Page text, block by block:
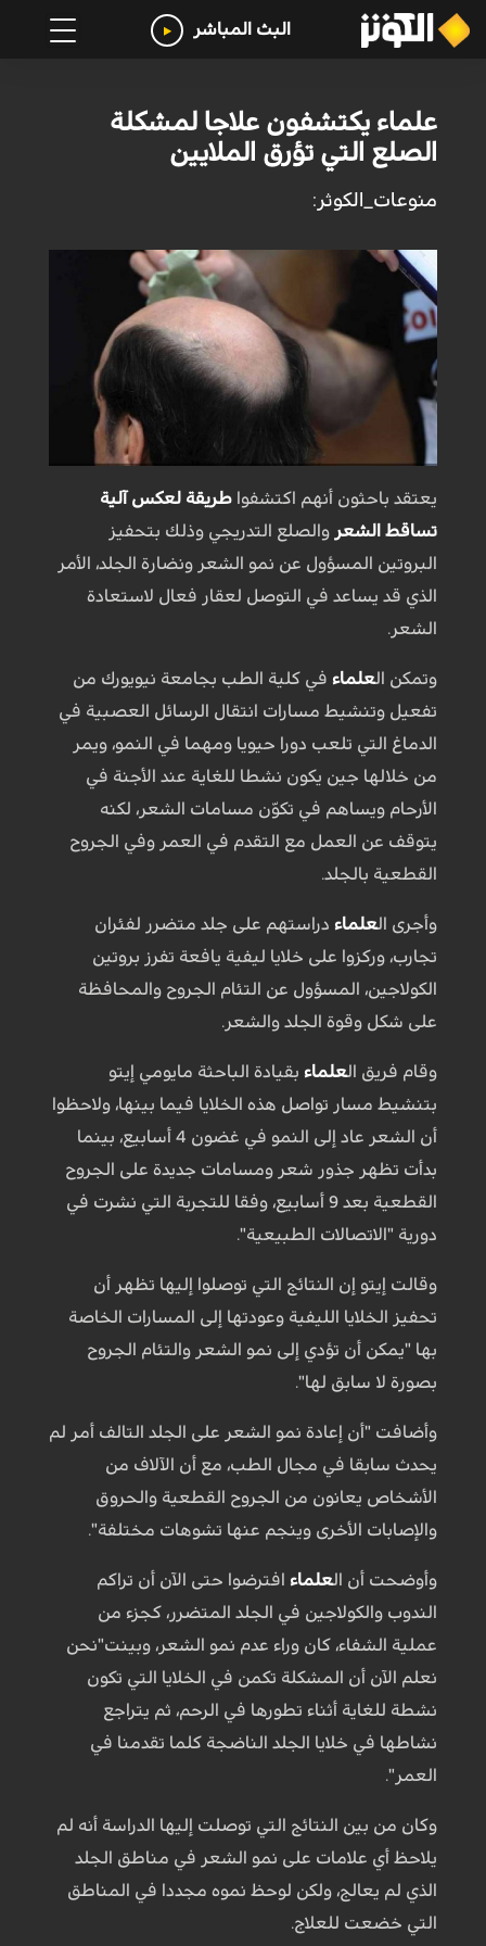
البث المباشر
علماء يكتشفون علاجا لمشكلة
الصلع التي تؤرق الملايين
منوعات_الكوثر:
يعتقد باحثون أنهم اكتشفوا طريقة لعكس آلية
تساقط الشعر والصلع التدريجي وذلك بتحفيز
البروتين المسؤول عن نمو الشعر ونضارة الجلد، الأمر
الذي قد يساعد في التوصل لعقار فعال لاستعادة
الشعر.
وتمكن العلماءفي كلية الطب بجامعة نيويورك من
تفعيل وتنشيط مسارات انتقال الرسائل العصبية في
الدماغ التي تلعب دورا حيويا ومهما في النمو، ويمر
من خلالها جين يكون نشطا للغاية عند الأجنة في
الأرحام ويساهم في تكوّن مسامات الشعر، لكنه
يتوقف عن العمل مع التقدم في العمر وفي الجروح
القطعية بالجلد.
وأجرى العلماءدراستهم على جلد متضرر لفئران
تجارب، وركزوا على خلايا ليفية يافعة تفرز بروتين
الكولاجين، المسؤول عن التئام الجروح والمحافظة
على شكل وقوة الجلد والشعر.
وقام فريق العلماءبقيادة الباحثة مايومي إيتو
بتنشيط مسار تواصل هذه الخلايا فيما بينها، ولاحظوا
أن الشعر عاد إلى النمو في غضون 4 أسابيع، بينما
بدأت تظهر جذور شعر ومسامات جديدة على الجروح
القطعية بعد 9 أسابيع، وفقا للتجربة التي نشرت في
دورية "الاتصالات الطبيعية".
وقالت إيتو إن النتائج التي توصلوا إليها تظهر أن
تحفيز الخلايا الليفية وعودتها إلى المسارات الخاصة
بها "يمكن أن تؤدي إلى نمو الشعر والتئام الجروح
بصورة لا سابق لها".
وأضافت "أن إعادة نمو الشعر على الجلد التالف أمر لم
يحدث سابقا في مجال الطب، مع أن الآلاف من
الأشخاص يعانون من الجروح القطعية والحروق
والإصابات الأخرى وينجم عنها تشوهات مختلفة".
وأوضحت أن العلماءافترضوا حتى الآن أن تراكم
الندوب والكولاجين في الجلد المتضرر، كجزء من
عملية الشفاء، كان وراء عدم نمو الشعر، وبينت"نحن
نعلم الآن أن المشكلة تكمن في الخلايا التي تكون
نشطة للغاية أثناء تطورها في الرحم، ثم يتراجع
نشاطها في خلايا الجلد الناضجة كلما تقدمنا في
العمر".
وكان من بين النتائج التي توصلت إليها الدراسة أنه لم
يلاحظ أي علامات على نمو الشعر في مناطق الجلد
الذي لم يعالج، ولكن لوحظ نموه مجددا في المناطق
التي خضعت للعلاج.